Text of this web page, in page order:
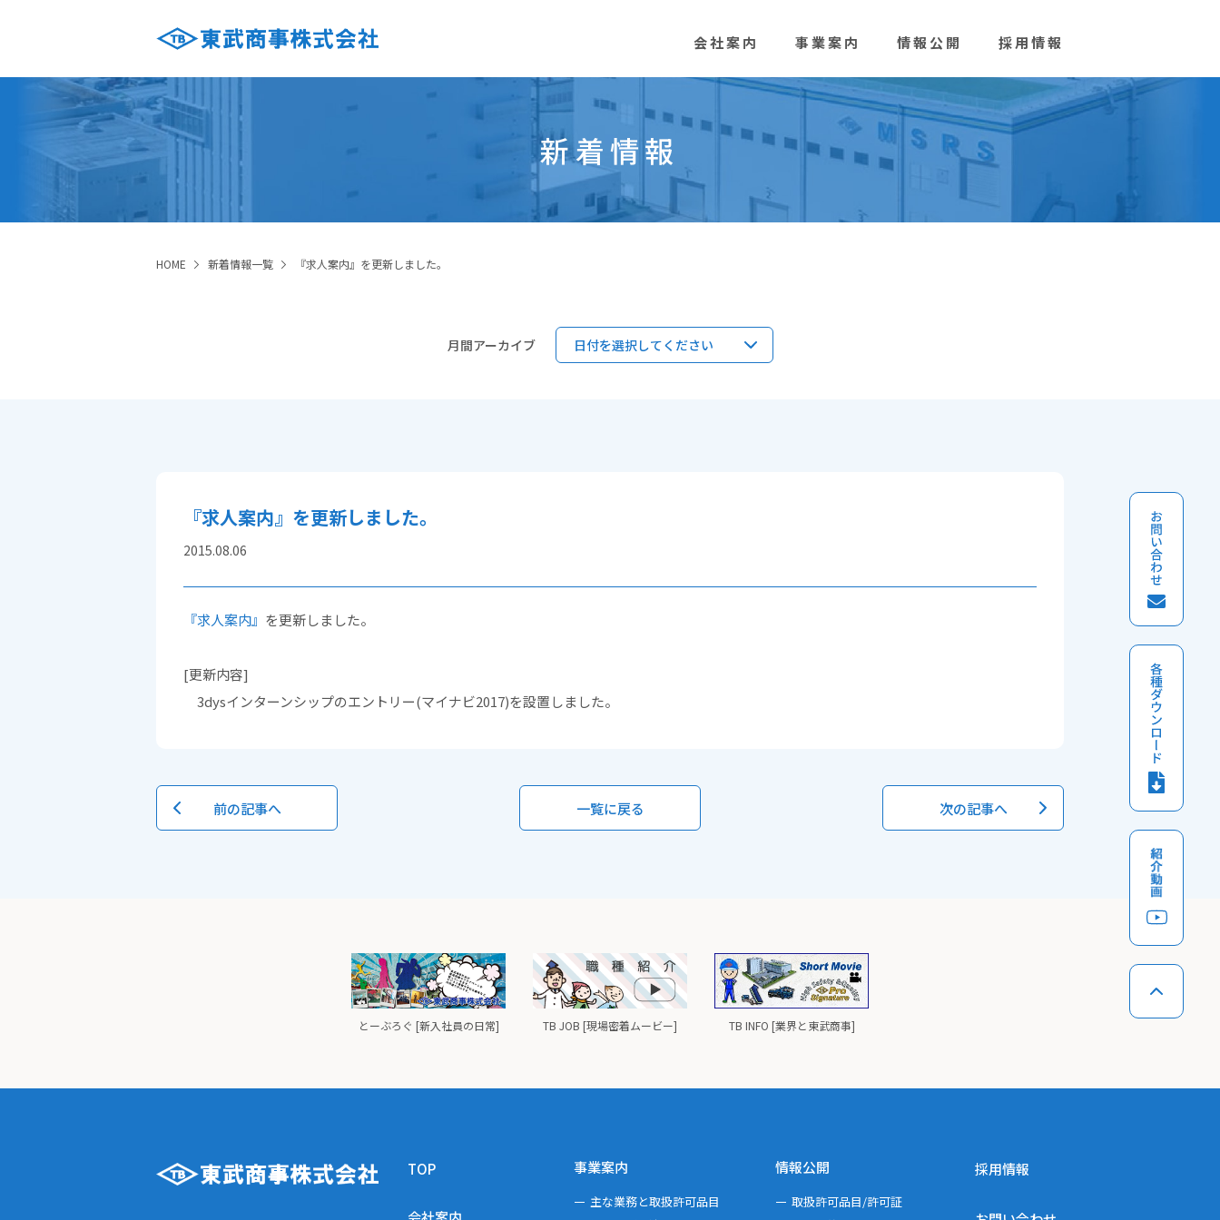
会社案内 事業案内 情報公開 採用情報
新着情報
HOME 新着情報一覧 『求人案内』を更新しました。
月間アーカイブ
『求人案内』を更新しました。
2015.08.06
『求人案内』 を更新しました。
[更新内容]
3dysインターンシップのエントリー(マイナビ2017)を設置しました。
前の記事へ 一覧に戻る 次の記事へ
とーぶろぐ [新入社員の日常] TB JOB [現場密着ムービー] TB INFO [業界と東武商事]
TOP 事業案内
主な業務と取扱許可品目
情報公開
取扱許可品目/許可証
採用情報